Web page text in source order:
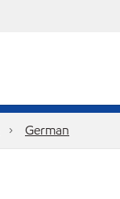
German